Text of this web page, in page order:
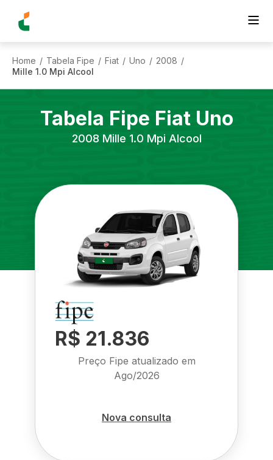
Home / Tabela Fipe / Fiat / Uno / 2008 /
Mille 1.0 Mpi Alcool
Tabela Fipe Fiat Uno
2008 Mille 1.0 Mpi Alcool
R$ 21.836
Preço Fipe atualizado em
Ago/2026
Nova consulta